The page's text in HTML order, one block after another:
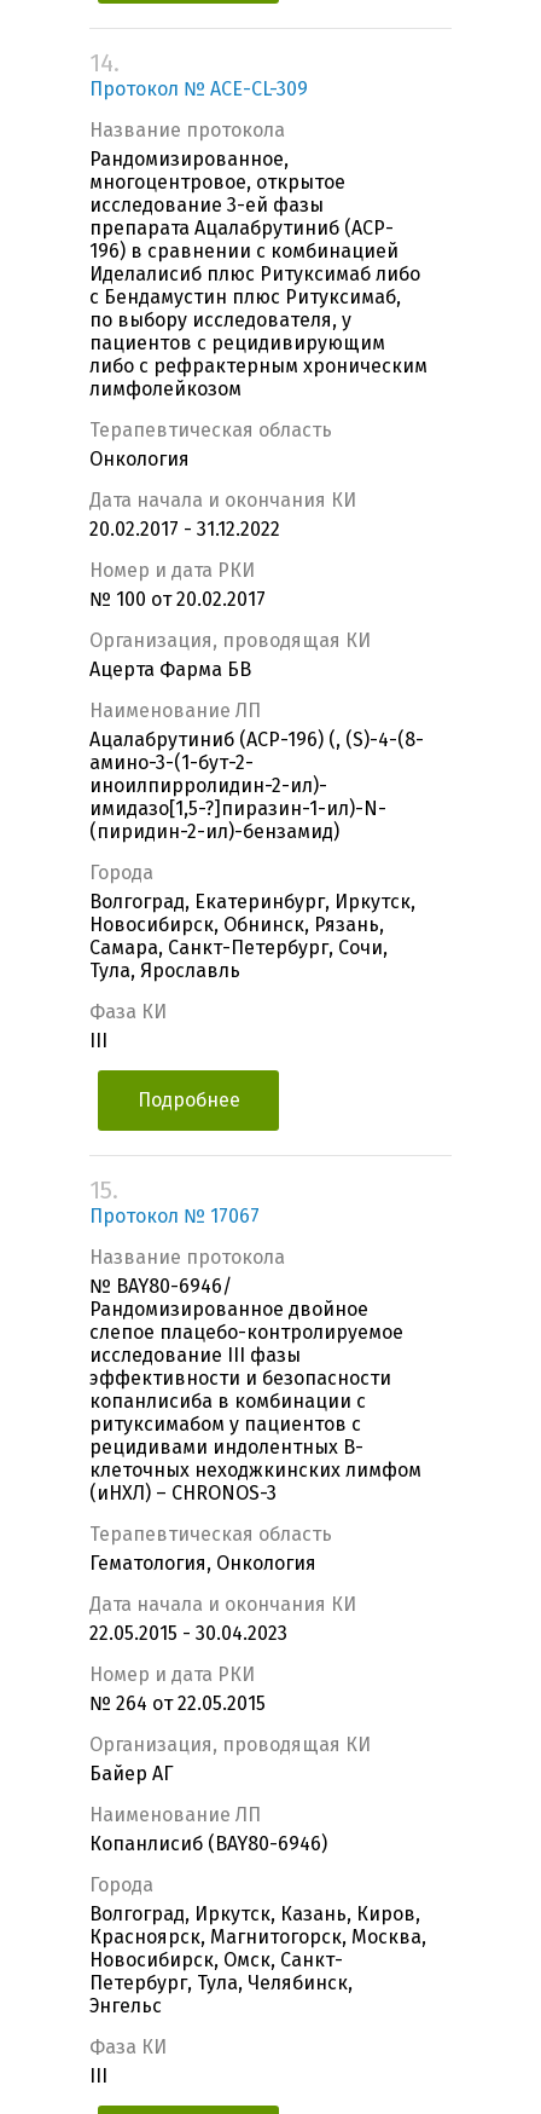
14.
Протокол № ACE-CL-309
Название протокола
Рандомизированное,
многоцентровое, открытое
исследование 3-ей фазы
препарата Ацалабрутиниб (ACP-
196) в сравнении с комбинацией
Иделалисиб плюс Ритуксимаб либо
с Бендамустин плюс Ритуксимаб,
по выбору исследователя, у
пациентов с рецидивирующим
либо с рефрактерным хроническим
лимфолейкозом
Терапевтическая область
Онкология
Дата начала и окончания КИ
20.02.2017 - 31.12.2022
Номер и дата РКИ
№ 100 от 20.02.2017
Организация, проводящая КИ
Ацерта Фарма БВ
Наименование ЛП
Ацалабрутиниб (ACP-196) (, (S)-4-(8-
амино-3-(1-бут-2-
иноилпирролидин-2-ил)-
имидазо[1,5-?]пиразин-1-ил)-N-
(пиридин-2-ил)-бензамид)
Города
Волгоград, Екатеринбург, Иркутск,
Новосибирск, Обнинск, Рязань,
Самара, Санкт-Петербург, Сочи,
Тула, Ярославль
Фаза КИ
Подробнее
15.
Протокол № 17067
Название протокола
№ BAY80-6946/
Рандомизированное двойное
слепое плацебо-контролируемое
исследование III фазы
эффективности и безопасности
копанлисиба в комбинации с
ритуксимабом у пациентов с
рецидивами индолентных B-
клеточных неходжкинских лимфом
(иНХЛ) – CHRONOS-3
Терапевтическая область
Гематология, Онкология
Дата начала и окончания КИ
22.05.2015 - 30.04.2023
Номер и дата РКИ
№ 264 от 22.05.2015
Организация, проводящая КИ
Байер АГ
Наименование ЛП
Копанлисиб (BAY80-6946)
Города
Волгоград, Иркутск, Казань, Киров,
Красноярск, Магнитогорск, Москва,
Новосибирск, Омск, Санкт-
Петербург, Тула, Челябинск,
Энгельс
Фаза КИ